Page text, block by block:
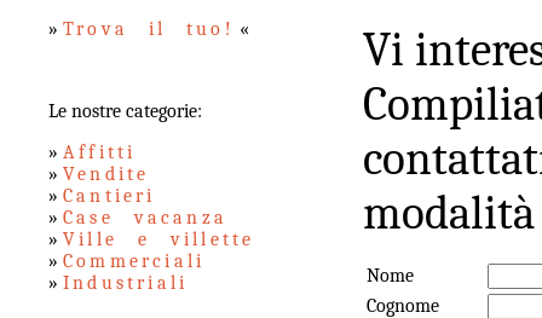
» Trova il tuo! «
Le nostre categorie:
» Affitti
» Vendite
» Cantieri
» Case vacanza
» Ville e villette
» Commerciali
» Industriali
Vi
modalità
Nome
Cognome